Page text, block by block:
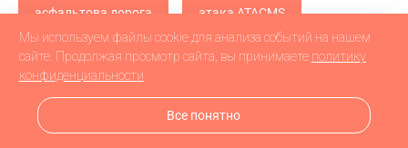
асфальтова дорога атака ATACMS
атака БПЛА атака дронв атака дронов
атака дронов БПЛА атака дронов\
Мы используем файлы cookie для анализа событий на нашем
сайте. Продолжая просмотр сайта, вы принимаете политику
конфиденциальности
Все понятно